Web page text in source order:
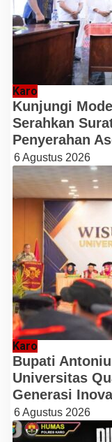
Karo
Kunjungi
Serahkan
Penyerahan
6 Agustus 2026
Karo
Bupati
Universitas
Generasi
6 Agustus 2026